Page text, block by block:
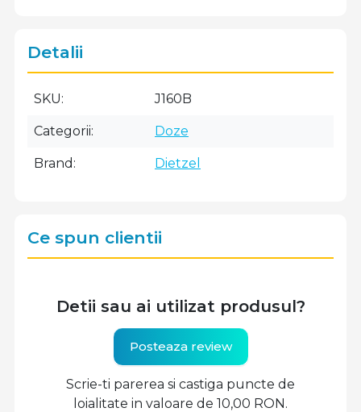
Detalii
SKU J160B
Categorii Doze
Brand Dietzel
Ce spun clientii
Detii sau ai utilizat produsul?
Posteaza review
Scrie-ti parerea si castiga puncte de
loialitate in valoare de 10,00 RON.